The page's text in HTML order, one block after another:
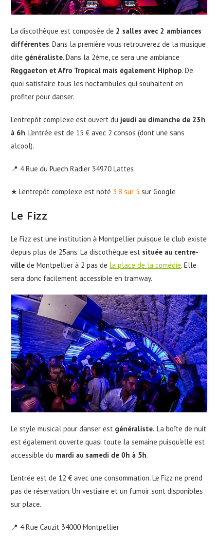
La discothèque est composée de 2 salles avec 2 ambiances
différentes. Dans la première vous retrouverez de la musique
dite généraliste. Dans la 2ème, ce sera une ambiance
Reggaeton et Afro Tropical mais également Hiphop. De
quoi satisfaire tous les noctambules qui souhaitent en
profiter pour danser.
L’entrepôt complexe est ouvert du jeudi au dimanche de 23h
à 6h. L’entrée est de 15 € avec 2 consos (dont une sans
alcool).
📍 4 Rue du Puech Radier 34970 Lattes
★ L’entrepôt complexe est noté 3,8 sur 5 sur Google
Le Fizz
Le Fizz est une institution à Montpellier puisque le club existe
depuis plus de 25ans. La discothèque est située au centre-
villede Montpellier à 2 pas de la place de la comédie. Elle
sera donc facilement accessible en tramway.
Le style musical pour danser est généraliste. La boîte de nuit
est également ouverte quasi toute la semaine puisqu’elle est
accessible du mardi au samedi de 0h à 5h.
L’entrée est de 12 € avec une consommation. Le Fizz ne prend
pas de réservation. Un vestiaire et un fumoir sont disponibles
sur place.
📍 4 Rue Cauzit 34000 Montpellier